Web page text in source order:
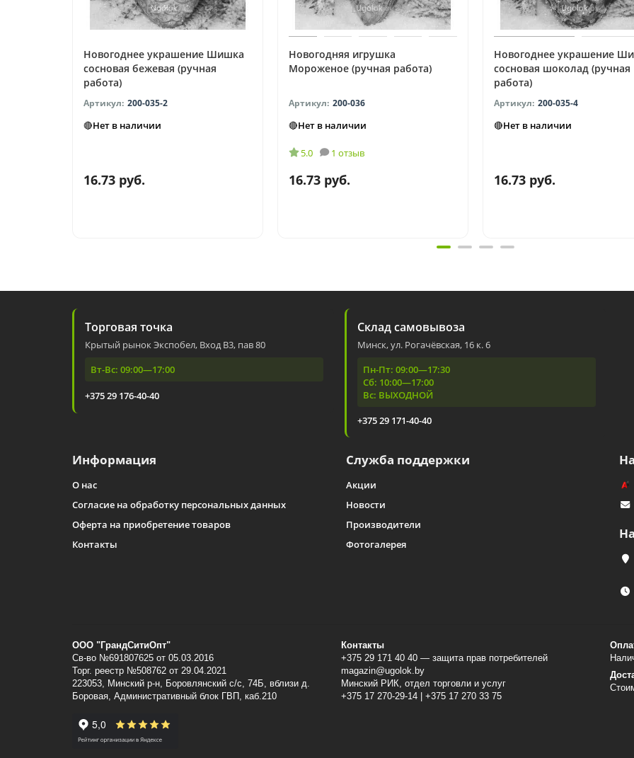
Новогоднее украшение Шишка
сосновая бежевая (ручная
работа)
200-035-2
🔴Нет в наличии
16.73 руб.
Новогодняя игрушка
Мороженое (ручная работа)
200-036
🔴Нет в наличии
5.0 1 отзыв
16.73 руб.
Новогоднее украшение
сосновая шоколад (ручная
работа)
200-035-4
🔴Нет в наличии
16.73 руб.
Торговая точка
Крытый рынок Экспобел, Вход В3, пав 80
Вт-Вс: 09:00—17:00
+375 29 176-40-40
Склад самовывоза
Минск, ул. Рогачёвская, 16 к. 6
Пн-Пт: 09:00—17:30
Сб: 10:00—17:00
Вс: ВЫХОДНОЙ
+375 29 171-40-40
Информация
О нас
Согласие на обработку персональных данных
Оферта на приобретение товаров
Контакты
Служба поддержки
Акции
Новости
Производители
Фотогалерея
ООО "ГрандСитиОпт"
Св-во №691807625 от 05.03.2016
Торг. реестр №508762 от 29.04.2021
223053, Минский p-н, Боровлянский с/с, 74Б, вблизи д.
Боровая, Административный блок ГВП, каб.210
Контакты
+375 29 171 40 40 — защита прав потребителей
magazin@ugolok.by
Минский РИК, отдел торговли и услуг
+375 17 270-29-14 | +375 17 270 33 75